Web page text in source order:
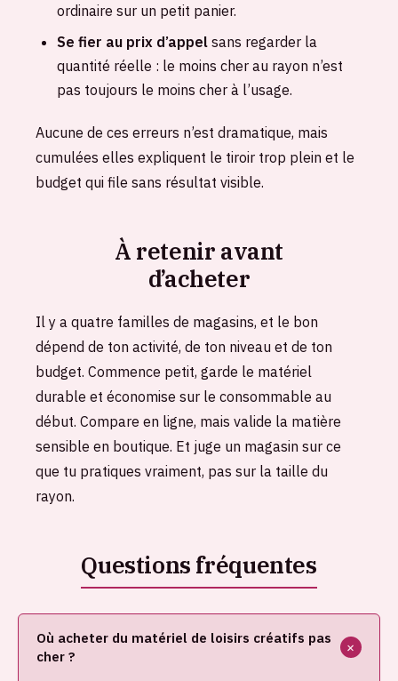
ordinaire sur un petit panier.
Se fier au prix d’appel sans regarder la
quantité réelle : le moins cher au rayon n’est
pas toujours le moins cher à l’usage.
Aucune de ces erreurs n’est dramatique, mais
cumulées elles expliquent le tiroir trop plein et le
budget qui file sans résultat visible.
À retenir avant
d’acheter
Il y a quatre familles de magasins, et le bon
dépend de ton activité, de ton niveau et de ton
budget. Commence petit, garde le matériel
durable et économise sur le consommable au
début. Compare en ligne, mais valide la matière
sensible en boutique. Et juge un magasin sur ce
que tu pratiques vraiment, pas sur la taille du
rayon.
Où acheter du matériel de loisirs créatifs pas
cher ?